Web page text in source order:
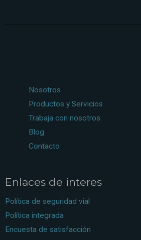
Nosotros
Productos y Servicios
Trabaja con nosotros
Blog
Contacto
Enlaces de interes
Política de seguridad vial
Política integrada
Encuesta de satisfacción